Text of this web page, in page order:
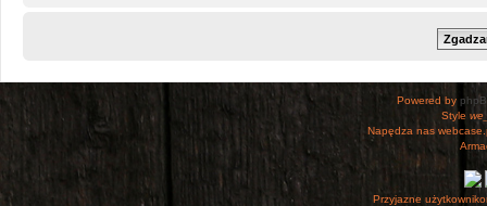
Powered by
Style
Napędza nas
Przyjazne